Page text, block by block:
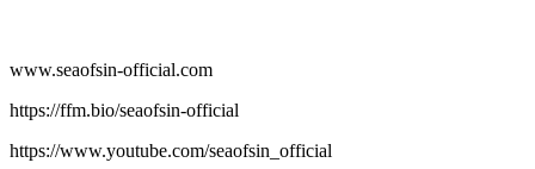
www.seaofsin-official.com
https://ffm.bio/seaofsin-official
https://www.youtube.com/seaofsin_official